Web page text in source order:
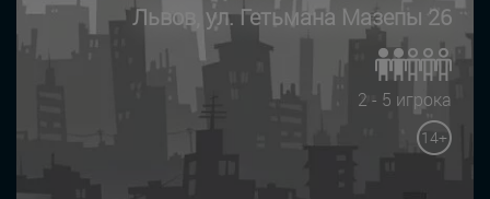
Львов, ул. Гетьмана Мазепы 26
2 - 5 игрока
14+